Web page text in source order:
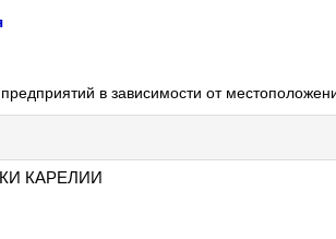
в зависимости от
КАРЕЛИИ